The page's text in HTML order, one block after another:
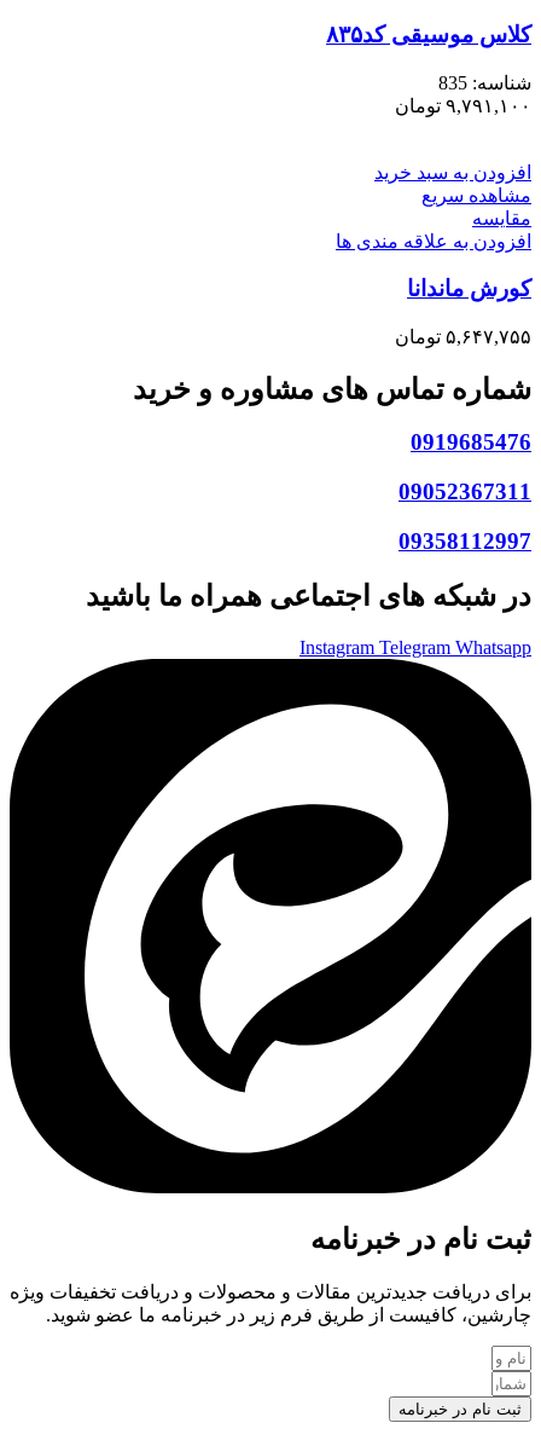
کلاس موسیقی کد۸۳۵
شناسه: 835
۹,۷۹۱,۱۰۰ تومان
افزودن به سبد خرید
مشاهده سریع
مقایسه
افزودن به علاقه مندی ها
کورش ماندانا
۵,۶۴۷,۷۵۵ تومان
شماره تماس های مشاوره و خرید
0919685476
09052367311
09358112997
در شبکه های اجتماعی همراه ما باشید
Instagram Telegram Whatsapp
ثبت نام در خبرنامه
برای دریافت جدیدترین مقالات و محصولات و دریافت تخفیفات ویژه
چارشین، کافیست از طریق فرم زیر در خبرنامه ما عضو شوید.
ثبت نام در خبرنامه